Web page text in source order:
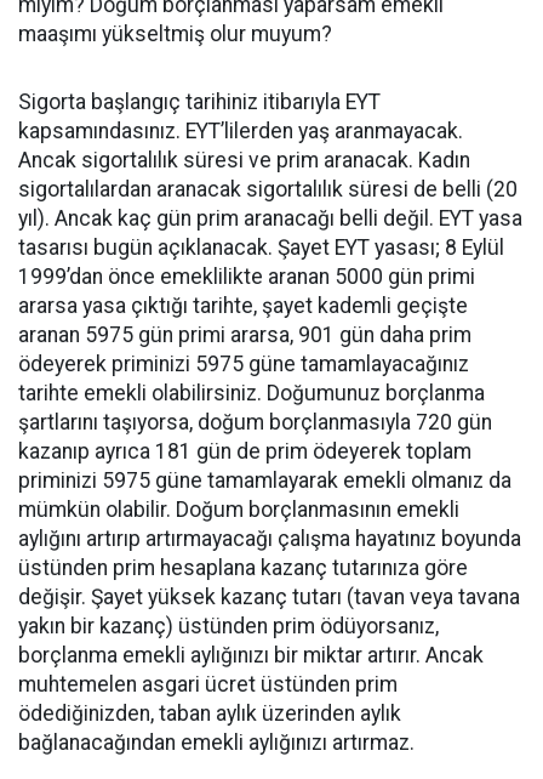
mıyım? Doğum borçlanması yaparsam emekli
maaşımı yükseltmiş olur muyum?
Sigorta başlangıç tarihiniz itibarıyla EYT
kapsamındasınız. EYT’lilerden yaş aranmayacak.
Ancak sigortalılık süresi ve prim aranacak. Kadın
sigortalılardan aranacak sigortalılık süresi de belli (20
yıl). Ancak kaç gün prim aranacağı belli değil. EYT yasa
tasarısı bugün açıklanacak. Şayet EYT yasası; 8 Eylül
1999’dan önce emeklilikte aranan 5000 gün primi
ararsa yasa çıktığı tarihte, şayet kademli geçişte
aranan 5975 gün primi ararsa, 901 gün daha prim
ödeyerek priminizi 5975 güne tamamlayacağınız
tarihte emekli olabilirsiniz. Doğumunuz borçlanma
şartlarını taşıyorsa, doğum borçlanmasıyla 720 gün
kazanıp ayrıca 181 gün de prim ödeyerek toplam
priminizi 5975 güne tamamlayarak emekli olmanız da
mümkün olabilir. Doğum borçlanmasının emekli
aylığını artırıp artırmayacağı çalışma hayatınız boyunda
üstünden prim hesaplana kazanç tutarınıza göre
değişir. Şayet yüksek kazanç tutarı (tavan veya tavana
yakın bir kazanç) üstünden prim ödüyorsanız,
borçlanma emekli aylığınızı bir miktar artırır. Ancak
muhtemelen asgari ücret üstünden prim
ödediğinizden, taban aylık üzerinden aylık
bağlanacağından emekli aylığınızı artırmaz.